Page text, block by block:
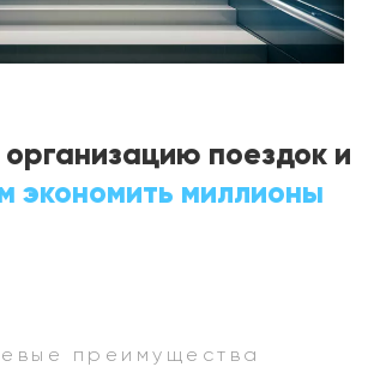
поездок и
экономить миллионы
преимущества